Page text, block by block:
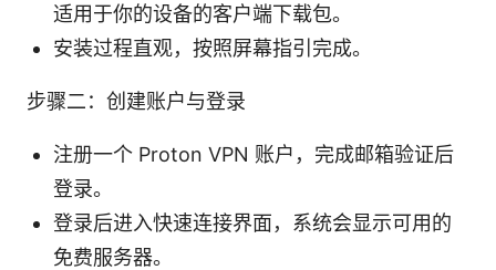
适用于你的设备的客户端下载包。
安装过程直观，按照屏幕指引完成。
步骤二：创建账户与登录
注册一个 Proton VPN 账户，完成邮箱验证后
登录。
登录后进入快速连接界面，系统会显示可用的
免费服务器。